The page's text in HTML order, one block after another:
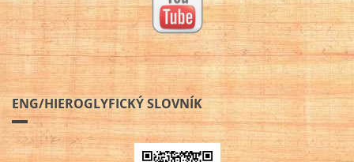
ENG/HIEROGLYFICKÝ SLOVNÍK